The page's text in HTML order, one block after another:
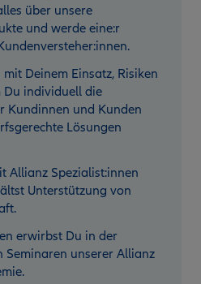
über unsere
und werde eine:r
Deinem Einsatz, Risiken
Du individuell die
Kundinnen und Kunden
Lösungen
Allianz Spezialist:innen
Unterstützung von
erwirbst Du in der
Seminaren unserer Allianz